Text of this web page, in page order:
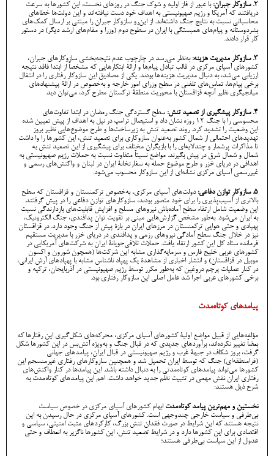
2. سازوکار جبران:با عبور از فاز اولیه و شوک جنگ در روزهای نخست، این کشورها به سرعت
دریافتند که آمریکا و رژیم صهیونیستی به اهداف خود دست نیافته‌اند و این دولت‌ها خطاهای
محاسباتی نسبت به نتایج جنگ داشته‌اند. از این‌رو سازوکار جبران را مبتنی بر ارسال کمک‌های
بشردوستانه و پیام‌های همبستگی با ایران در سطوح دوم (وزرا و مقام‌های ارشد دیگر) در دستور
کار قرار دادند.
3. سازوکار مدیریت هزینه: به‌نظر می‌رسد در چارچوب عدم نتیجه‌بخشی سازوکار‌های جبران،
کشورهای آسیای مرکزی در قالب تبادل پیام‌ها و ارائۀ ابتکارهایی که مشخصاً از ابتدا فاقد نتیجه
ارزیابی می‌شد، به دنبال مدیریت هزینه‌ها بودند. یکی از مصادیق این سازوکار رفتاری را در انتقال
برخی پیام‌ها، تماس‌های تلفنی در سطح وزرای امور خارجه و به‌خصوص در ارائۀ پیشنهادهای
میانجیگری نظیر آنچه قزاقستان با محوریت منطقۀ ترکستان مطرح کرد، می‌توان دید.
4. سازوکار پیشگیری از تصعید تنش: سطح گستردگی جنگ رمضان در ابتدا تفاوت‌های
محسوسی را با جنگ 12 روزه نشان داد و استیصال ترامپ در نیل به اهداف از پیش تعیین شده
این وضعیت را تشدید کرد. روند تصعید تنش به زیرساخت‌ها و طرح موضوع‌هایی نظیر بروز
تهدیدهای احتمالی از شمال کشور به‌عنوان سازوکاری برای تصعید تنش، این کشورها را وا داشت
تا مذاکرات پرشمار و چندلایه‌ای را با بازیگران مختلف برای پیشگیری از این تصعید تنش به
شمال و شمال شرق در پیش بگیرند. مواضع نسبتاً متفاوت نسبت به حملات رژیم صهیونیستی به
اهدافی در دریای خزر و طرح موضوع حمله به سفارتخانۀ ایران در لبنان و واکنش‌های رسمی و
غیررسمی آسیای مرکزی نشانه‌ای از این سازوکار محسوب می‌شود.
5. سازوکار توازن دفاعی:
دولت‌های آسیای مرکزی، به‌خصوص ترکمنستان و قزاقستان که سطح
بالاتری از آسیب‌پذیری را برای خود متصور بودند، سازوکار‌های توازن دفاعی را در پیش گرفتند.
این وضعیت شامل ارتقاء سطح آماده‌باش نیروهای مسلح و افزایش قابلیت‌های بازدارندگی نسبت
به ایران می‌شود. به‌طور مشخص گزارش‌هایی مبنی بر تقویت توان پدافندی، جنگ الکترونیک،
پهپادی و حتی هوایی ترکمنستان در مرزهای ایران در بازۀ پیش از جنگ وجود دارد. در قزاقستان
نیز در خلال جنگ سطح آمادگی نیروهای رزمی و پدافندی در دریای خزر با مدیریت مستقیم
فرمانده ستاد کل این کشور ارتقاء یافت. حملات تلافی‌جویانۀ ایران به شرکت‌های آمریکایی در
کشورهای عربی خلیج فارس و سرمایه‌گذاری مشابه این شرکت‌ها (همچون شورون و اکسون‌
موبیل در قزاقستان) و انتشار اخباری از مشاهدۀ یک پهپاد ناشناس مشابه با پهپادهای آرش ایرانی،
در کنار عملیات پرچم دروغین که به‌طور مکرر توسط رژیم صهیونیستی در آذربایجان، ترکیه و
برخی کشورهای عربی اجرا شد عامل اصلی این سازوکار رفتاری بود.
پیامدهای کوتاه‌مدت
مؤلفه‌هایی از قبیل مواضع اولیۀ کشورهای آسیای مرکزی، محرکه‌های شکل‌گیری این رفتارها که
بعضاً تغییر نکرده‌اند، برآوردهای جدیدی که در قبال جنگ و به‌ویژه آتش‌بس در این کشورها شکل‌
گرفت، بروز شکاف در جبهۀ غرب و رژیم صهیونیستی در قبال ایران، پیامدهای جهانی
(فرامنطقه‌ای) جنگ که توسط ایران تحمیل شد و همچنین سازوکار‌های رفتاری غیرمنسجم این
کشورها می‌تواند پیامدهای کوتاه‌مدتی را به دنبال داشته باشد. این پیامدها در کنار واکنش‌های
رفتاری ایران نقش مهمی در تثبیت نظم جدید خواهد داشت. اهم این پیامدهای کوتاه‌مدت به
شرح ذیل هستند:
نخستین و مهم‌ترین پیامد کوتاه‌مدت ابهام کشورهای آسیای مرکزی در خصوص سیاست
بی‌طرفی و سیاست خارجی چندوجهی است. کشورهای آسیای مرکزی در حال رسیدن به این
نتیجه هستند که این شرایط در صورت فقدان تنش بزرگ، کارکردهای مثبت امنیتی، سیاسی و
اقتصادی برای این کشورها دارد و در شرایط تصعید تنش، این کشورها ناگزیر به انعطاف و حتی
عدول از این سیاست بی‌طرفی هستند؛